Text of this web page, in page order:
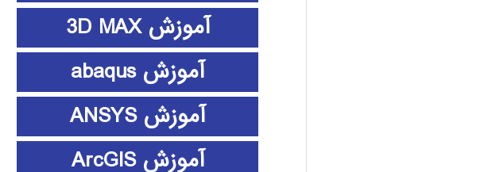
آموزش 3D MAX
آموزش abaqus
آموزش ANSYS
آموزش ArcGIS